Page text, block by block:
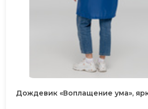
Дождевик «Воплащение ума»,